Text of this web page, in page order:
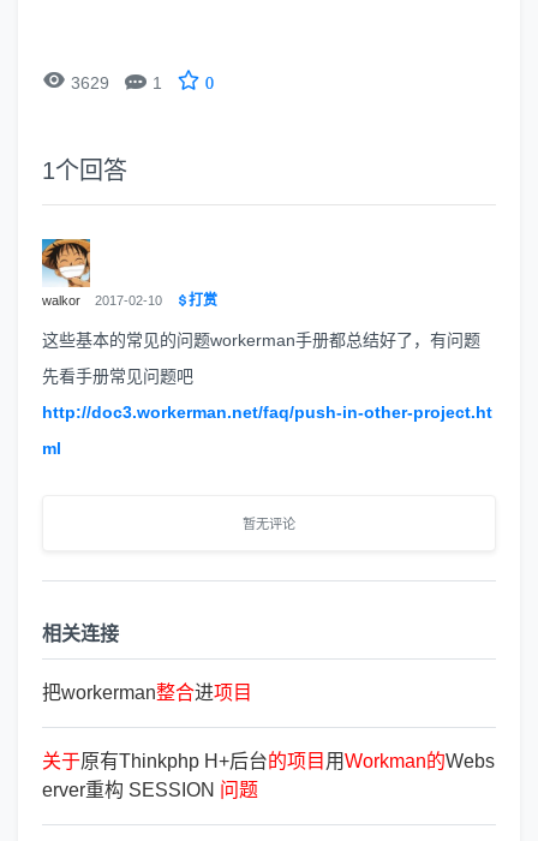
 3629  1 0
1个回答
walkor 2017-02-10 打赏
这些基本的常见的问题workerman手册都总结好了，有问题
先看手册常见问题吧
http://doc3.workerman.net/faq/push-in-other-project.ht
ml
暂无评论
相关连接
把workerman整合进项 目
关于原有Thinkphp H+后台的项 目 用Workman的Webs
erver重构 SESSION 问题